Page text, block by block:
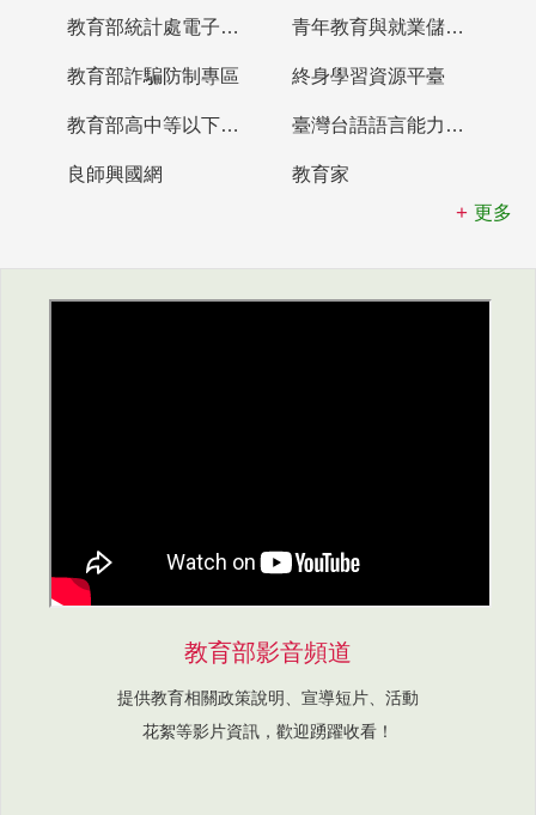
教育部統計處電子書櫃 青年教育與就業儲蓄帳戶
教育部詐騙防制專區 終身學習資源平臺
教育部高中等以下學校及幼兒園教師資格檢定考試 臺灣台語語言能力認證網站
良師興國網
教育家
更多
教育部影音頻道
提供教育相關政策說明、宣導短片、活動
花絮等影片資訊，歡迎踴躍收看！